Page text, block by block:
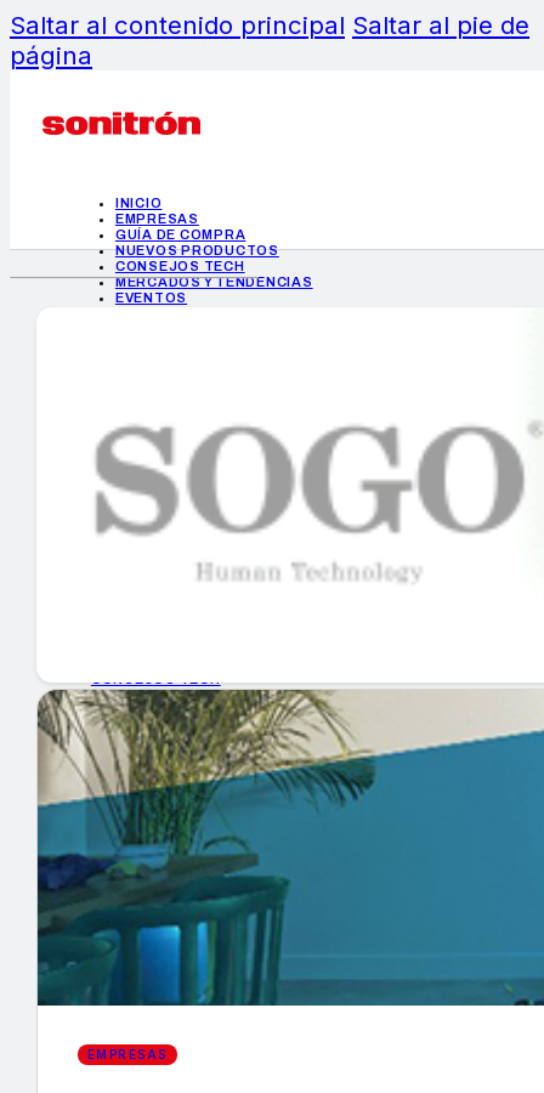
Saltar al contenido principal Saltar al pie de
página
INICIO
EMPRESAS
GUÍA DE COMPRA
NUEVOS PRODUCTOS
CONSEJOS TECH
MERCADOS Y TENDENCIAS
EVENTOS
INICIO
EMPRESAS
GUÍA DE COMPRA
MERCADOS Y TENDENCIAS
EVENTOS
HEMEROTECA
Encuentra tu noticia
EMPRESAS